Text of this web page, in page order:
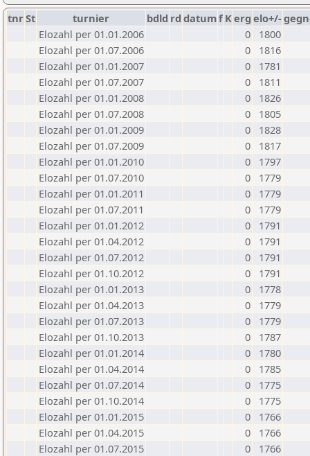
tnrSt turnier bdld rd datumf Kerg elo+/-
Elozahl per 01.01.2006
0
1800
Elozahl per 01.07.2006
0
1816
Elozahl per 01.01.2007
0
1781
Elozahl per 01.07.2007
0
1811
Elozahl per 01.01.2008
0
1826
Elozahl per 01.07.2008
0
1805
Elozahl per 01.01.2009
0
1828
Elozahl per 01.07.2009
0
1817
Elozahl per 01.01.2010
0
1797
Elozahl per 01.07.2010
0
1779
Elozahl per 01.01.2011
0
1779
Elozahl per 01.07.2011
0
1779
Elozahl per 01.01.2012
0
1791
Elozahl per 01.04.2012
0
1791
Elozahl per 01.07.2012
0
1791
Elozahl per 01.10.2012
0
1791
Elozahl per 01.01.2013
0
1778
Elozahl per 01.04.2013
0
1779
Elozahl per 01.07.2013
0
1779
Elozahl per 01.10.2013
0
1787
Elozahl per 01.01.2014
0
1780
Elozahl per 01.04.2014
0
1785
Elozahl per 01.07.2014
0
1775
Elozahl per 01.10.2014
0
1775
Elozahl per 01.01.2015
0
1766
Elozahl per 01.04.2015
0
1766
Elozahl per 01.07.2015
0
1766